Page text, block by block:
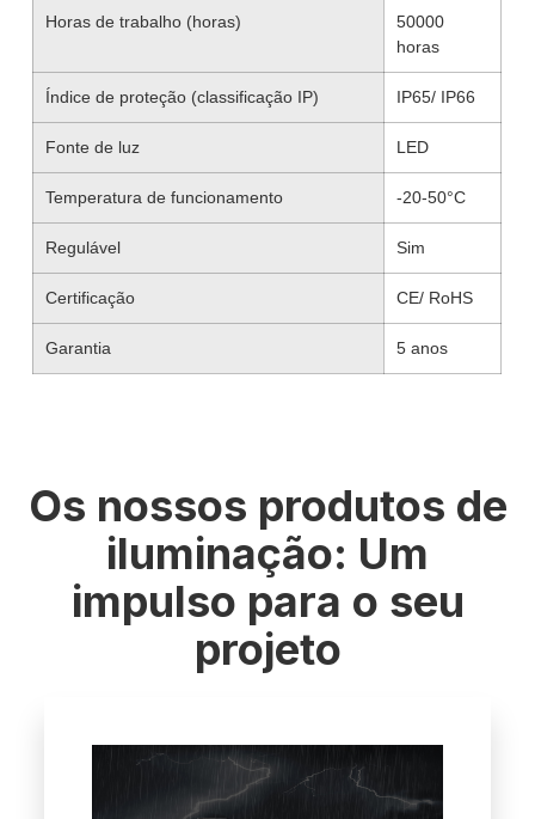
Horas de trabalho (horas)
50000
horas
Índice de proteção (classificação IP) IP65/ IP66
Fonte de luz LED
Temperatura de funcionamento -20-50°C
Regulável Sim
Certificação CE/ RoHS
Garantia 5 anos
Os nossos produtos de
iluminação: Um
impulso para o seu
projeto